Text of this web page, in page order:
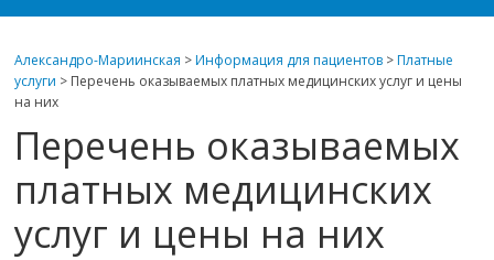
Александро-Мариинская >Информация для пациентов >Платные
услуги > Перечень оказываемых платных медицинских услуг и цены
на них
Перечень оказываемых
платных медицинских
услуг и цены на них